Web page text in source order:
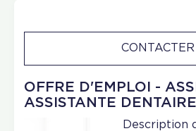
OFFRE D'EMPLOI -
ASSISTANTE
CONTACTER
Description